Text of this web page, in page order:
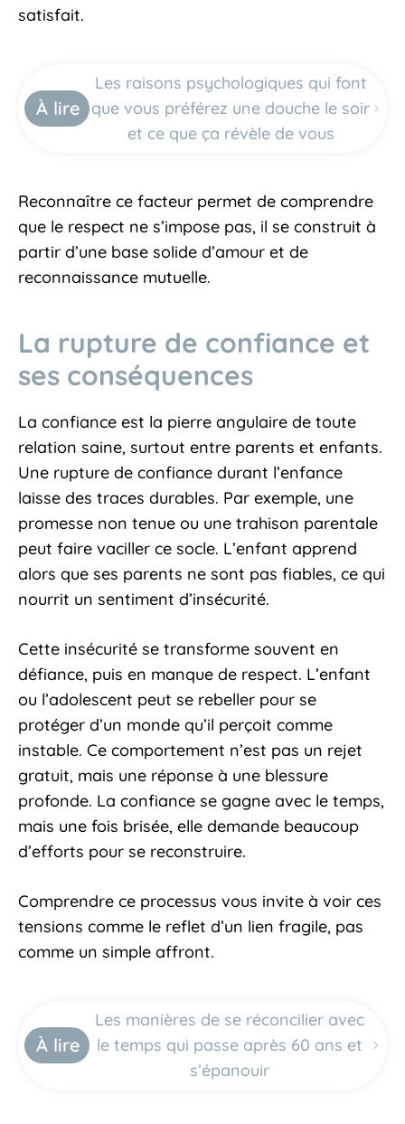
satisfait.
À lire
Les raisons psychologiques qui font
que vous préférez une douche le soir
et ce que ça révèle de vous
Reconnaître ce facteur permet de comprendre
que le respect ne s’impose pas, il se construit à
partir d’une base solide d’amour et de
reconnaissance mutuelle.
La rupture de confiance et
ses conséquences
La confiance est la pierre angulaire de toute
relation saine, surtout entre parents et enfants.
Une rupture de confiance durant l’enfance
laisse des traces durables. Par exemple, une
promesse non tenue ou une trahison parentale
peut faire vaciller ce socle. L’enfant apprend
alors que ses parents ne sont pas fiables, ce qui
nourrit un sentiment d’insécurité.
Cette insécurité se transforme souvent en
défiance, puis en manque de respect. L’enfant
ou l’adolescent peut se rebeller pour se
protéger d’un monde qu’il perçoit comme
instable. Ce comportement n’est pas un rejet
gratuit, mais une réponse à une blessure
profonde. La confiance se gagne avec le temps,
mais une fois brisée, elle demande beaucoup
d’efforts pour se reconstruire.
Comprendre ce processus vous invite à voir ces
tensions comme le reflet d’un lien fragile, pas
comme un simple affront.
À lire
Les manières de se réconcilier avec
le temps qui passe après 60 ans et
s’épanouir